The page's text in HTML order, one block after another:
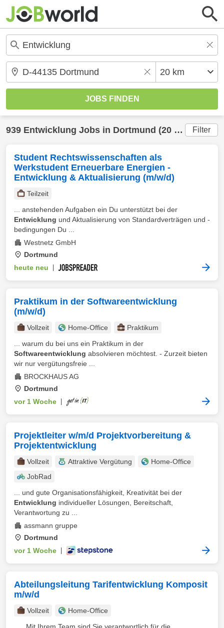
939 Entwicklung Jobs in Dortmund (20 km) gefunden Filter
Student Rechtswissenschaften als
Werkstudent Erneuerbare Energien -
Entwicklung & Aktualisierung (m/w/d)
Teilzeit
... anstehenden Aufgaben ein Du unterstützt bei der
Entwicklung und Aktualisierung von Standardverträgen und -
bedingungen Du ...
Westnetz GmbH
Dortmund
heute neu
Praktikum in der Softwareentwicklung
(m/w/d)
Vollzeit Home-Office
Praktikum
... warum du bei uns ein Praktikum in der
Softwareentwicklung absolvieren möchtest. - Zurzeit bieten
wir nur vergütungsfreie ...
BROCKHAUS AG
Dortmund
vor 1 Woche
Projektleiter w/m/d Projektvorbereitung &
Projektentwicklung
Vollzeit Attraktive Vergütung
Home-Office
JobRad
... und gute Organisationsfähigkeit, Kreativität bei der
Entwicklung individueller Lösungen, Bereitschaft,
Verantwortung zu ...
assmann gruppe
Dortmund
vor 1 Woche
Abteilungsleitung Tarifentwicklung Komposit
m/w/d
Vollzeit
Home-Office